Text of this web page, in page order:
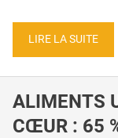
LIRE LA SUITE
ALIMENTS
CŒUR : 65